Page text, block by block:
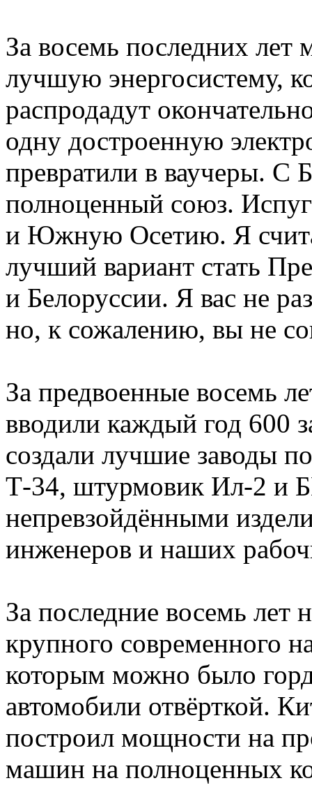
За восемь последних лет
лучшую энергосистему,
распродадут
одну достроенную
превратили в ваучеры. С
полноценный союз.
и Южную Осетию. Я
лучший вариант стать
и Белоруссии. Я вас не
но, к сожалению, вы не
За предвоенные восемь
вводили каждый год 600
создали лучшие заводы
Т-34, штурмовик Ил-2 и
непревзойдёнными
инженеров и наших
За последние восемь лет
крупного современного
которым можно было
автомобили отвёрткой.
построил мощности на
машин на полноценных